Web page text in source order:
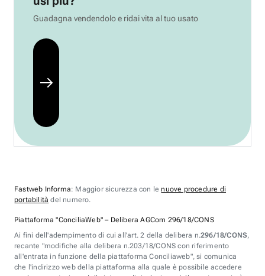
Guadagna vendendolo e ridai vita al tuo usato
Fastweb Informa: Maggior sicurezza con lenuove procedure di
portabilità del numero.
Piattaforma "ConciliaWeb" – Delibera AGCom 296/18/CONS
Ai fini dell'adempimento di cui all'art. 2 della delibera n.296/18/CONS,
recante "modifiche alla delibera n.203/18/CONS con riferimento
all'entrata in funzione della piattaforma Conciliaweb", si comunica
che l'indirizzo web della piattaforma alla quale è possibile accedere